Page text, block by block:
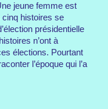
jeune femme est
histoires se
présidentielle
n’ont à
élections. Pourtant
l’époque qui l’a